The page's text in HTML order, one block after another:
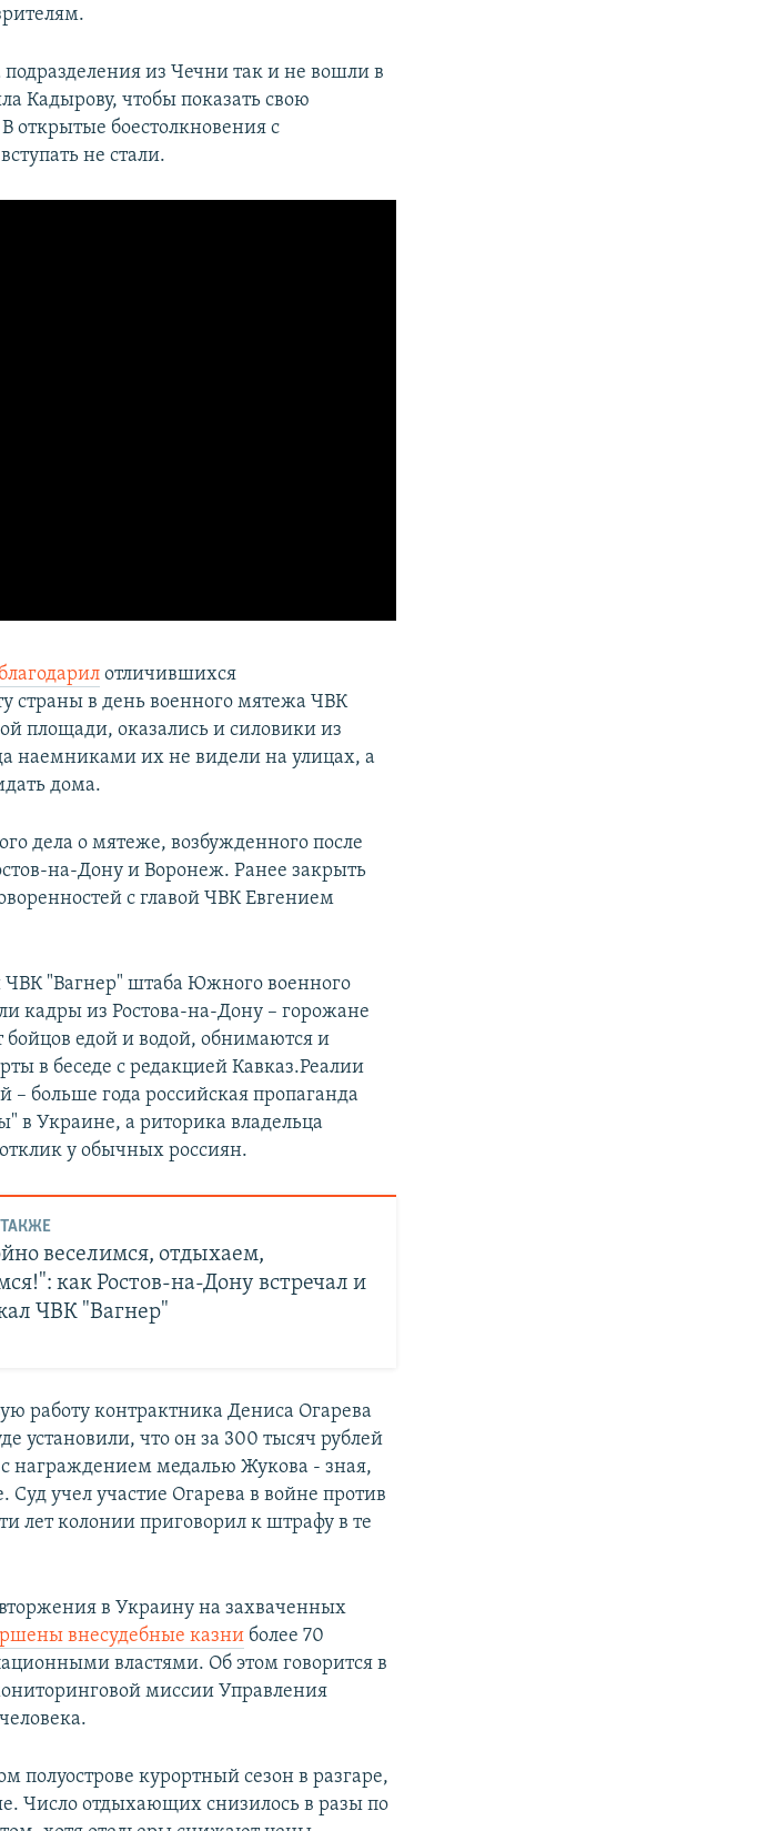
из Чечни так и не вошли в
Кадырову, чтобы показать свою
открытые боестолкновения с
не стали.
отличившихся
страны в день военного мятежа ЧВК
площади, оказались и силовики из
наемниками их не видели на улицах, а
дома.
дела о мятеже, возбужденного после
на-Дону и Воронеж. Ранее закрыть
с главой ЧВК Евгением
ЧВК "Вагнер" штаба Южного военного
кадры из Ростова-на-Дону – горожане
едой и водой, обнимаются и
в беседе с редакцией Кавказ.Реалии
больше года российская пропаганда
в Украине, а риторика владельца
у обычных россиян.
веселимся, отдыхаем,
как Ростов-на-Дону встречал и
ЧВК "Вагнер"
работу контрактника Дениса Огарева
установили, что он за 300 тысяч рублей
награждением медалью Жукова - зная,
Суд учел участие Огарева в войне против
лет колонии приговорил к штрафу в те
в Украину на захваченных
внесудебные казни более 70
властями. Об этом говорится в
миссии Управления
курортный сезон в разгаре,
Число отдыхающих снизилось в разы по